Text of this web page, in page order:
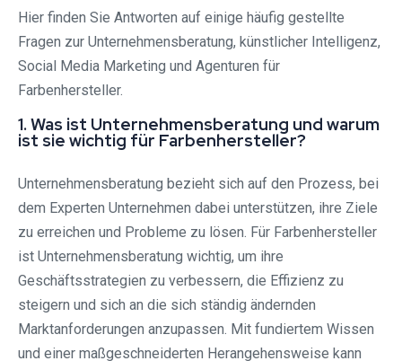
Hier finden Sie Antworten auf einige häufig gestellte
Fragen zur Unternehmensberatung, künstlicher Intelligenz,
Social Media Marketing und Agenturen für
Farbenhersteller.
1. Was ist Unternehmensberatung und warum
ist sie wichtig für Farbenhersteller?
Unternehmensberatung bezieht sich auf den Prozess, bei
dem Experten Unternehmen dabei unterstützen, ihre Ziele
zu erreichen und Probleme zu lösen. Für Farbenhersteller
ist Unternehmensberatung wichtig, um ihre
Geschäftsstrategien zu verbessern, die Effizienz zu
steigern und sich an die sich ständig ändernden
Marktanforderungen anzupassen. Mit fundiertem Wissen
und einer maßgeschneiderten Herangehensweise kann